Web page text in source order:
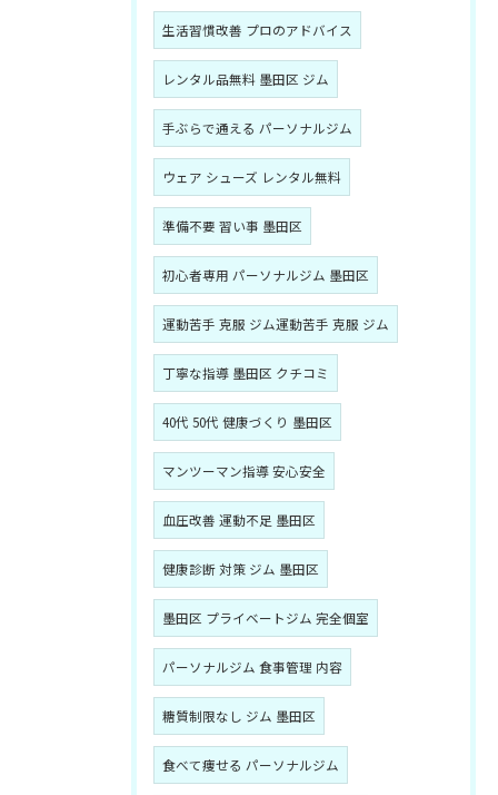
生活習慣改善 プロのアドバイス
レンタル品無料 墨田区 ジム
手ぶらで通える パーソナルジム
ウェア シューズ レンタル無料
準備不要 習い事 墨田区
初心者専用 パーソナルジム 墨田区
運動苦手 克服 ジム運動苦手 克服 ジム
丁寧な指導 墨田区 クチコミ
40代 50代 健康づくり 墨田区
マンツーマン指導 安心安全
血圧改善 運動不足 墨田区
健康診断 対策 ジム 墨田区
墨田区 プライベートジム 完全個室
パーソナルジム 食事管理 内容
糖質制限なし ジム 墨田区
食べて痩せる パーソナルジム